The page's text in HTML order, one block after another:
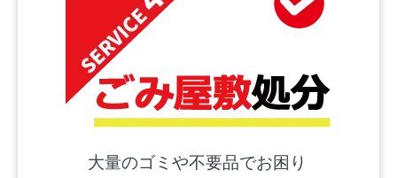
大量のゴミや不要品でお困り